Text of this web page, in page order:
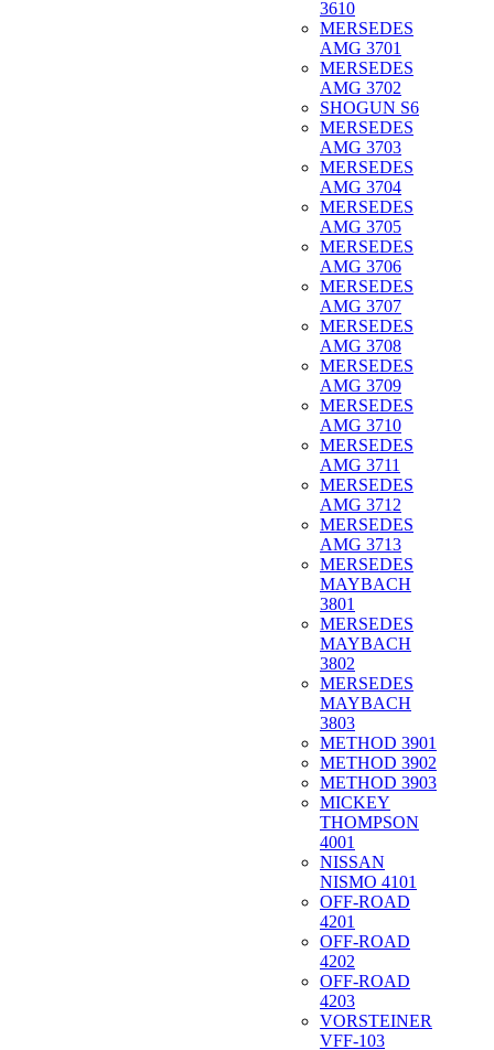
3610
MERSEDES
AMG 3701
MERSEDES
AMG 3702
SHOGUN S6
MERSEDES
AMG 3703
MERSEDES
AMG 3704
MERSEDES
AMG 3705
MERSEDES
AMG 3706
MERSEDES
AMG 3707
MERSEDES
AMG 3708
MERSEDES
AMG 3709
MERSEDES
AMG 3710
MERSEDES
AMG 3711
MERSEDES
AMG 3712
MERSEDES
AMG 3713
MERSEDES
MAYBACH
3801
MERSEDES
MAYBACH
3802
MERSEDES
MAYBACH
3803
METHOD 3901
METHOD 3902
METHOD 3903
MICKEY
THOMPSON
4001
NISSAN
NISMO 4101
OFF-ROAD
4201
OFF-ROAD
4202
OFF-ROAD
4203
VORSTEINER
VFF-103